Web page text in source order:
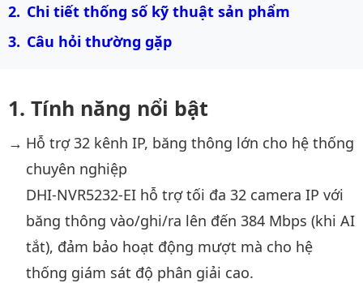
Chi tiết thống số kỹ thuật sản phẩm
Câu hỏi thường gặp
Tính năng nổi bật
Hỗ trợ 32 kênh IP, băng thông lớn cho hệ thống
chuyên nghiệp
DHI-NVR5232-EI hỗ trợ tối đa 32 camera IP với
băng thông vào/ghi/ra lên đến 384 Mbps (khi AI
tắt), đảm bảo hoạt động mượt mà cho hệ
thống giám sát độ phân giải cao.